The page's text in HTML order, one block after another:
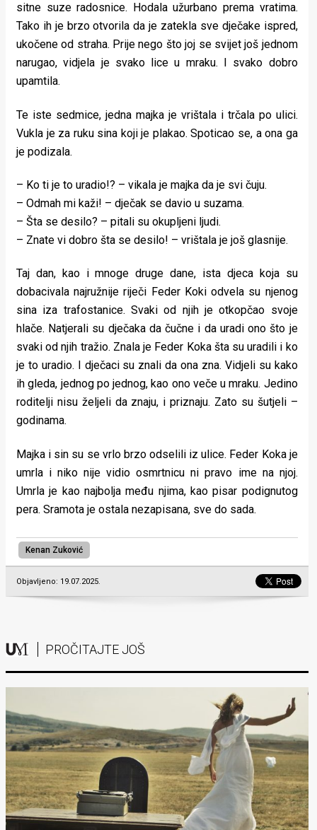
sitne suze radosnice. Hodala užurbano prema vratima.
Tako ih je brzo otvorila da je zatekla sve dječake ispred,
ukočene od straha. Prije nego što joj se svijet još jednom
narugao, vidjela je svako lice u mraku. I svako dobro
upamtila.
Te iste sedmice, jedna majka je vrištala i trčala po ulici.
Vukla je za ruku sina koji je plakao. Spoticao se, a ona ga
je podizala.
– Ko ti je to uradio!? – vikala je majka da je svi čuju.
– Odmah mi kaži! – dječak se davio u suzama.
– Šta se desilo? – pitali su okupljeni ljudi.
– Znate vi dobro šta se desilo! – vrištala je još glasnije.
Taj dan, kao i mnoge druge dane, ista djeca koja su
dobacivala najružnije riječi Feder Koki odvela su njenog
sina iza trafostanice. Svaki od njih je otkopčao svoje
hlače. Natjerali su dječaka da čučne i da uradi ono što je
svaki od njih tražio. Znala je Feder Koka šta su uradili i ko
je to uradio. I dječaci su znali da ona zna. Vidjeli su kako
ih gleda, jednog po jednog, kao ono veče u mraku. Jedino
roditelji nisu željeli da znaju, i priznaju. Zato su šutjeli –
godinama.
Majka i sin su se vrlo brzo odselili iz ulice. Feder Koka je
umrla i niko nije vidio osmrtnicu ni pravo ime na njoj.
Umrla je kao najbolja među njima, kao pisar podignutog
pera. Sramota je ostala nezapisana, sve do sada.
Kenan Zuković
Objavljeno: 19.07.2025.
PROČITAJTE JOŠ